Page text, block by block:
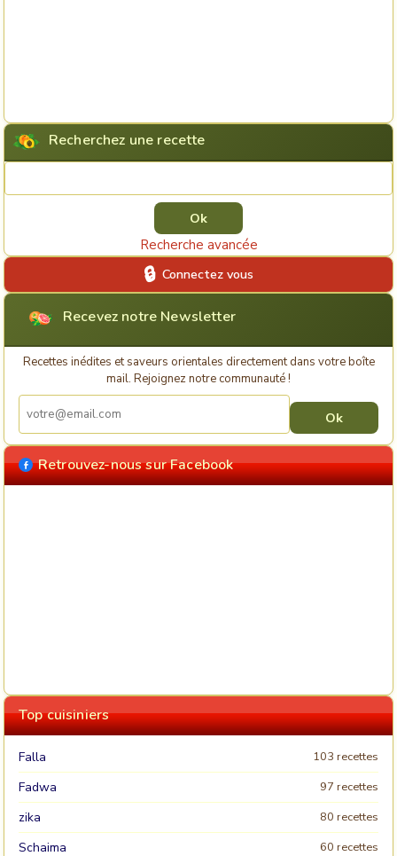
Recherchez une recette
Recherche avancée
Connectez vous
Recevez notre Newsletter
Recettes inédites et saveurs orientales directement dans votre boîte
mail. Rejoignez notre communauté !
Retrouvez-nous sur Facebook
Top cuisiniers
Falla 103 recettes
Fadwa 97 recettes
zika 80 recettes
Schaima 60 recettes